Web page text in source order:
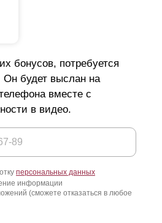
бонусов, потребуется
Он будет выслан на
вместе с
в видео.
персональных данных
информации
(сможете отказаться в любое